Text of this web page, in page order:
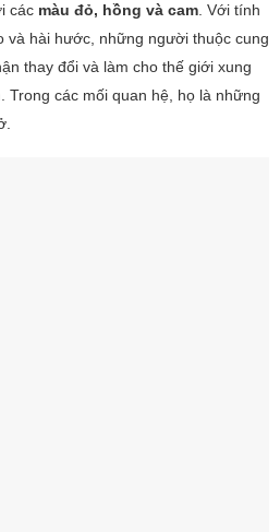
các màu đỏ, hồng và cam . Với tính
và hài hước, những người thuộc cung
thay đổi và làm cho thế giới xung
các mối quan hệ, họ là những